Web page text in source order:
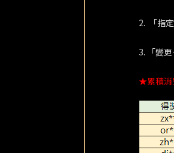
2. 「指
3. 「變
★累積消